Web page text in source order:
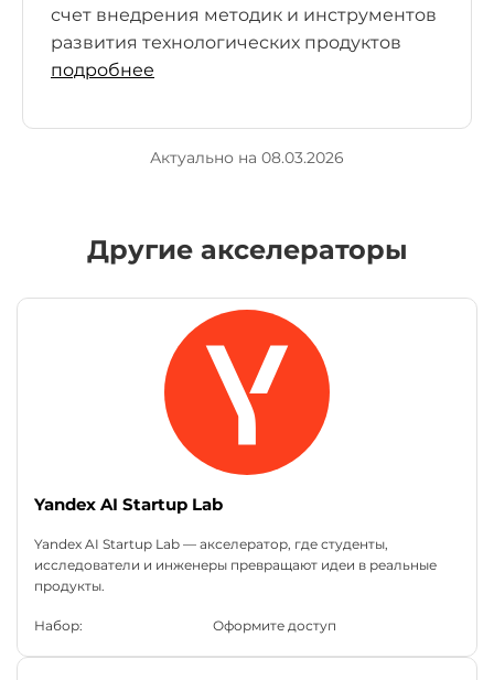
счет внедрения методик и инструментов
развития технологических продуктов
подробнее
Актуально на 08.03.2026
Другие акселераторы
Yandex AI Startup Lab
Yandex AI Startup Lab — акселератор, где студенты,
исследователи и инженеры превращают идеи в реальные
продукты.
Набор: Оформите доступ